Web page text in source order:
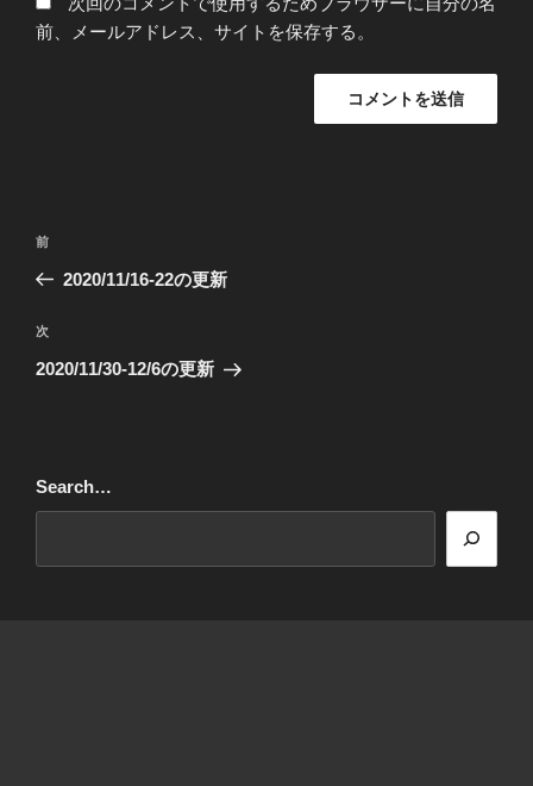
前、メールアドレス、サイトを保存する。
投
ビ
ゲ
ン
前
の
稿
前
2020/11/16-22の更新
次
の
次
2020/11/30-12/6の更新
Search…